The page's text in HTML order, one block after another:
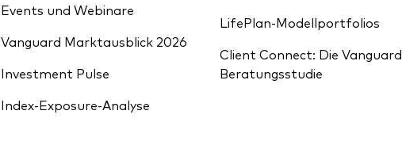
Events und Webinare
Vanguard Marktausblick 2026
Investment Pulse
Index-Exposure-Analyse
LifePlan-Modellportfolios
Client Connect: Die Vanguard
Beratungsstudie